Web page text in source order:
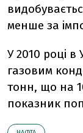
менше за
У 2010 роцi в
газовим
тонн, що на
показник